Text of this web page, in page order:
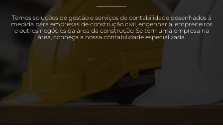
Temos soluções de gestão e serviços de contabilidade desenhados à
medida para empresas de construção civil, engenharia, empreiteiros
e outros negócios da área da construção. Se tem uma empresa na
área, conheça a nossa contabilidade especializada.